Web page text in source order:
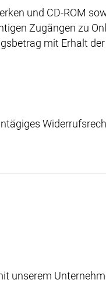
und CD-ROM
Zugängen zu
mit Erhalt
unserem